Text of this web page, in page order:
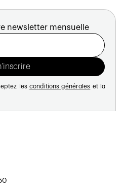
newsletter mensuelle
les conditions générales et la